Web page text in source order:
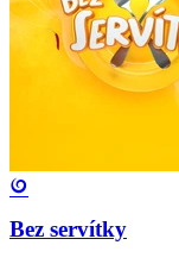
Bez servítky